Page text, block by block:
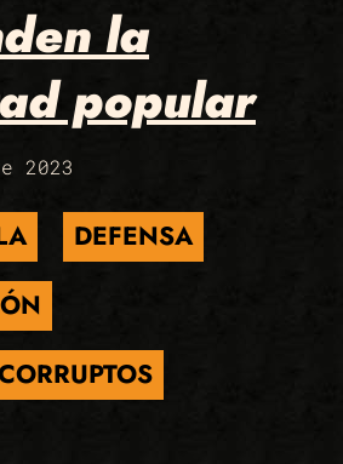
la
popular
2023
DEFENSA